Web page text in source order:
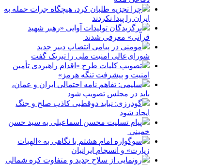
چرا تجزیه طلبان کرد، هیچگاه جرات حمله به
ایران را پیدا نکردند
برگزیدگان تولیدات آوایی «رهبر شهید
قرآنی» معرفی شدند
مومنی در پیامی انتصاب دبیر جدید
شورای‌عالی امنیت ملی را تبریک گفت
تصویب کلیات طرح «اقدام راهبردی تأمین
امنیت و پیشرفت تنگه هرمز»
سلیمی: تفاهم نامه احتمالی ایران و عمان،
باید در مجلس تصویب شود
گودرزی: نباید دوقطبی کاذب صلح و جنگ
ایجاد شود
پیام تسلیت محسن اسماعیلی به سید حسن
خمینی
سوگواره امام هشتم با نگاهی به «الهیات
زیارت» و انسجام ایرانیان
رونمایی از سلاح جدید و متفاوت کره شمالی